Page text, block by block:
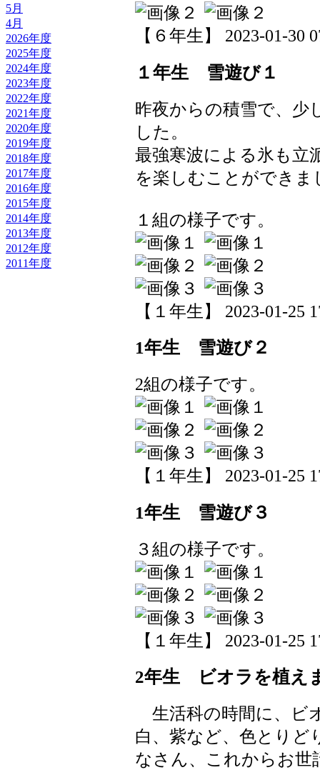
5月
4月
2026年度
2025年度
2024年度
2023年度
2022年度
2021年度
2020年度
2019年度
2018年度
2017年度
2016年度
2015年度
2014年度
2013年度
2012年度
2011年度
【６年生】 2023-01-30
１年生 雪遊び１
昨夜からの積雪で、少
した。
最強寒波による氷も立
を楽しむことができま
１組の様子です。
【１年生】 2023-01-25
1年生 雪遊び２
2組の様子です。
【１年生】 2023-01-25
1年生 雪遊び３
３組の様子です。
【１年生】 2023-01-25
2年生 ビオラを植え
生活科の時間に、ビ
白、紫など、色とりど
なさん、これからお世